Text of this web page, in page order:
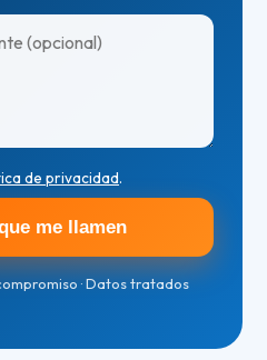
de privacidad.
me llamen
· Datos tratados